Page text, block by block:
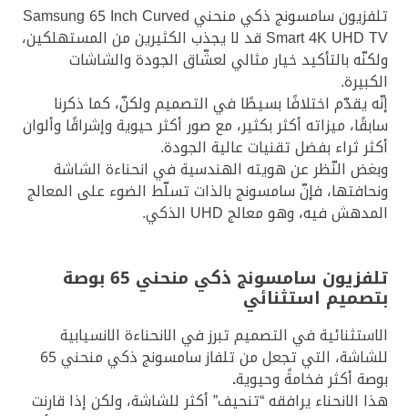
تلفزيون سامسونج ذكي منحني Samsung 65 Inch Curved
Smart 4K UHD TV قد لا يجذب الكثيرين من المستهلكين،
ولكنّه بالتأكيد خيار مثالي لعشّاق الجودة والشاشات
الكبيرة.
إنّه يقدّم اختلافًا بسيطًا في التصميم ولكنّ، كما ذكرنا
سابقًا، ميزاته أكثر بكثير، مع صور أكثر حيوية وإشراقًا وألوان
أكثر ثراء بفضل تقنيات عالية الجودة.
وبغض النّظر عن هويته الهندسية في انحناءة الشاشة
ونحافتها، فإنّ سامسونج بالذات تسلّط الضوء على المعالج
المدهش فيه، وهو معالج UHD الذكي.
تلفزيون سامسونج ذكي منحني 65 بوصة
بتصميم استثنائي
الاستثنائية في التصميم تبرز في الانحناءة الانسيابية
للشاشة، التي تجعل من تلفاز سامسونج ذكي منحني 65
بوصة أكثر فخامةً وحيوية.
هذا الانحناء يرافقه “تنحيف” أكثر للشاشة، ولكن إذا قارنت